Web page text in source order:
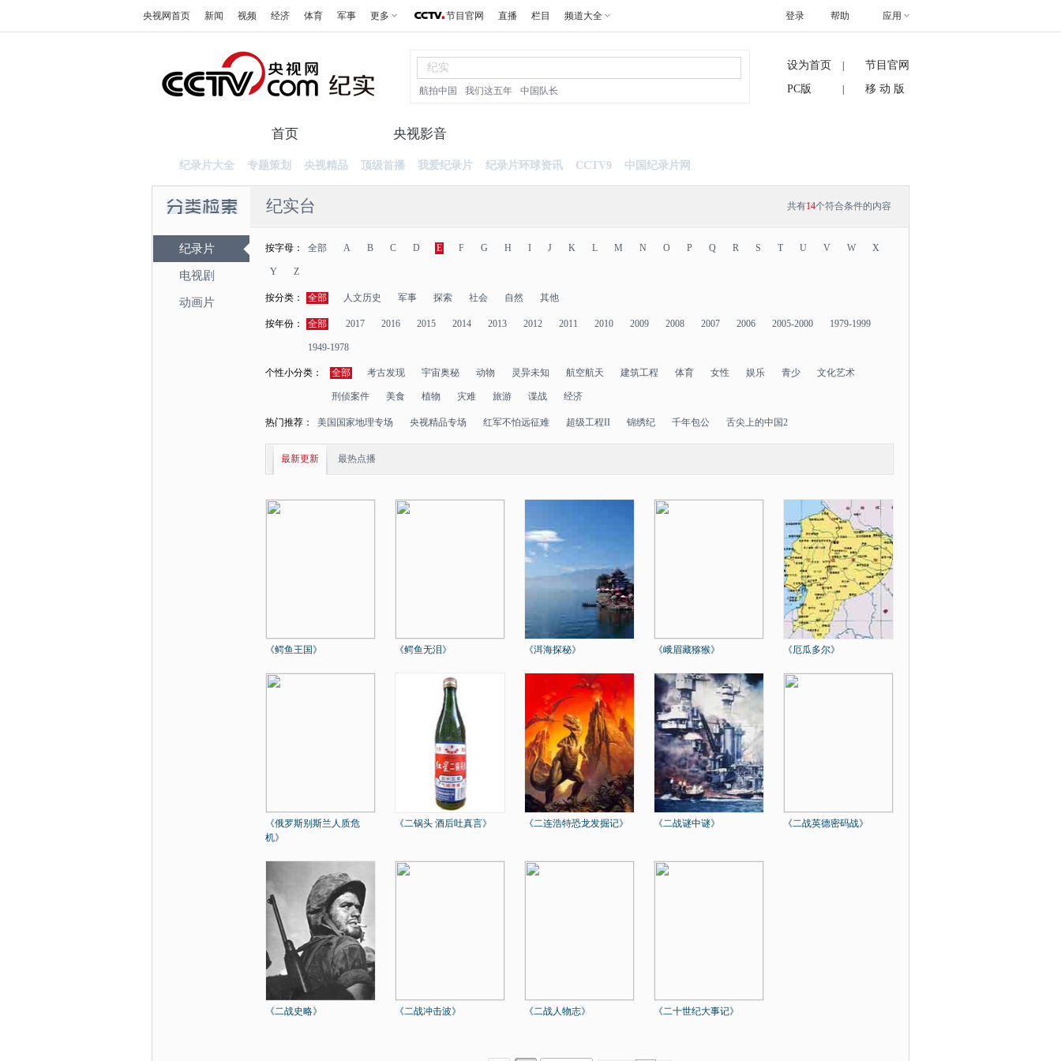
央视网首页 新闻 视频 经济 体育 军事 更多 节目官网 直播 栏目 频道大全 帮助 应用
登录
航拍中国 我们这五年 中国队长
设为首页
节目官网
PC版
移 动 版
首页
纪录片大全 专题策划 央视精品 顶级首播 我爱纪录片 纪录片环球资讯 CCTV9 中国纪录片网
央视影音
纪录片
电视剧
动画片
纪实台 共有14个符合条件的内容
按字母： 全部 A B C D E F G H I J K L M N O P Q R S T U V W X
Y Z
按分类： 全部 人文历史 军事 探索 社会 自然 其他
按年份： 全部 2017 2016 2015 2014 2013 2012 2011 2010 2009 2008 2007 2006 2005-2000 1979-1999
1949-1978
个性小分类： 全部 考古发现 宇宙奥秘 动物 灵异未知 航空航天 建筑工程 体育 女性 娱乐 青少 文化艺术
刑侦案件 美食 植物 灾难 旅游 谍战 经济
热门推荐： 美国国家地理专场 央视精品专场 红军不怕远征难 超级工程II 锦绣纪 千年包公 舌尖上的中国2
最新更新 最热点播
《鳄鱼王国》 《鳄鱼无泪》 《洱海探秘》 《峨眉藏猕猴》 《厄瓜多尔》
《俄罗斯别斯兰人质危
机》
《二锅头 酒后吐真言》 《二连浩特恐龙发掘记》 《二战谜中谜》 《二战英德密码战》
《二战史略》 《二战冲击波》 《二战人物志》 《二十世纪大事记》